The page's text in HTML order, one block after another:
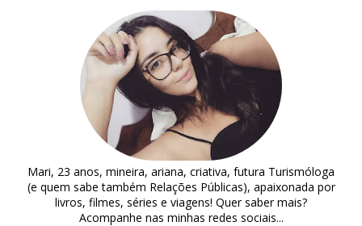
Mari, 23 anos, mineira, ariana, criativa, futura Turismóloga
(e quem sabe também Relações Públicas), apaixonada por
livros, filmes, séries e viagens! Quer saber mais?
Acompanhe nas minhas redes sociais...